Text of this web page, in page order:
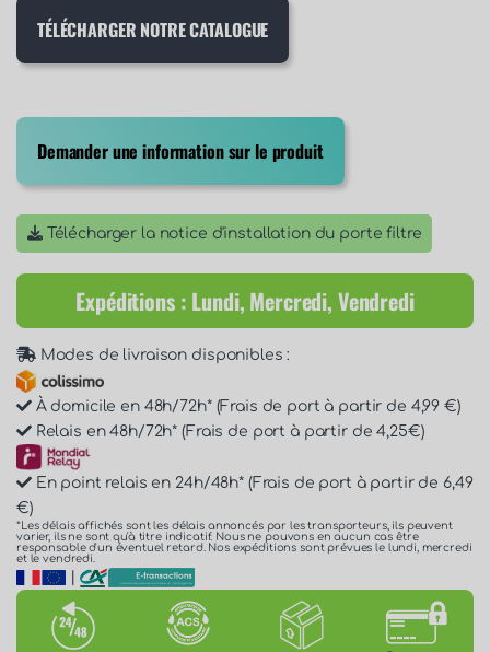
TÉLÉCHARGER NOTRE CATALOGUE
Demander une information sur le produit
Télécharger la notice d'installation du porte filtre
Expéditions : Lundi, Mercredi, Vendredi
Modes de livraison disponibles :
À domicile en 48h/72h* (Frais de port à partir de 4,99 €)
Relais en 48h/72h* (Frais de port à partir de 4,25€)
En point relais en 24h/48h* (Frais de port à partir de 6,49
€)
*Les délais affichés sont les délais annoncés par les transporteurs, ils peuvent
varier, ils ne sont qu'à titre indicatif. Nous ne pouvons en aucun cas être
responsable d'un éventuel retard. Nos expéditions sont prévues le lundi, mercredi
et le vendredi.